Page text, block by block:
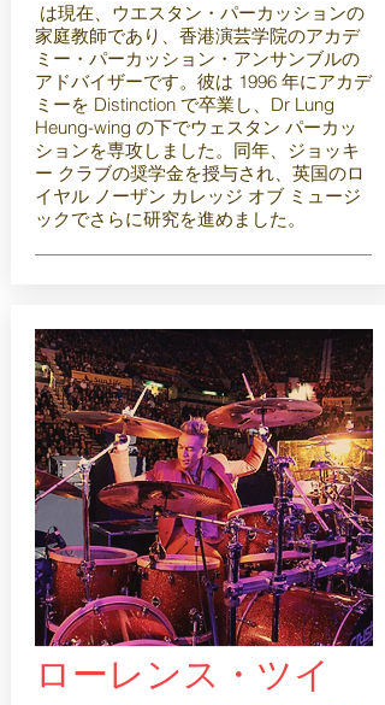
は現在、ウエスタン・パーカッションの
家庭教師であり、香港演芸学院のアカデ
ミー・パーカッション・アンサンブルの
アドバイザーです。彼は 1996 年にアカデ
ミーを Distinction で卒業し、Dr Lung
Heung-wing の下でウェスタン パーカッ
ションを専攻しました。同年、ジョッキ
ー クラブの奨学金を授与され、英国のロ
イヤル ノーザン カレッジ オブ ミュージ
ックでさらに研究を進めました。
ローレンス・ツイ